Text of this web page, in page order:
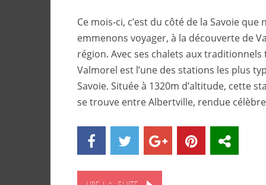
Ce mois-ci, c’est du côté de la Savoie que
emmenons voyager, à la découverte de
région. Avec ses chalets aux traditionnels
Valmorel est l’une des stations les plus
Savoie. Située à 1320m d’altitude, cette
se trouve entre Albertville, rendue